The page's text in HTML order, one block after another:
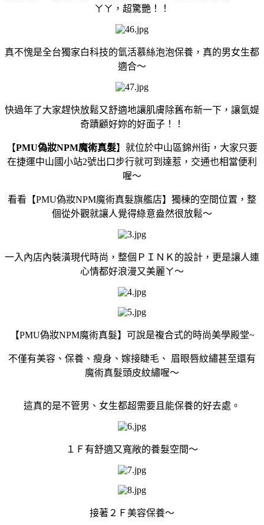
ㄚㄚ，超驚艷！！
真不愧是全台獨家白科技的氫活慕絲泡泡保養，真的男女生都
適合～
快過年了大家趕快放鬆又舒適地讓肌膚除舊布新一下，讓氫媞
奇蹟顧好妳的好面子！！
【PMU偽妝NPM魔術真髮】就位於中山區錦州街，大家只要
在捷運中山國小站2號出口步行就可到達惹，交通也相當便利
喔～
看看【PMU偽妝NPM魔術真髮旗艦店】獨棟的空間位置，整
個從外觀就讓人覺得綠意盎然很放鬆～
一入內店內裝潢現代時尚，整個ＰＩＮＫ的設計，更是讓人連
心情都好浪漫又美麗ㄚ～
【PMU偽妝NPM魔術真髮】可說是複合式的時尚美學殿堂~
不僅有美容、保養、瘦身、嫁接睫毛、 眉眼唇紋繡甚至還有
魔術真髮頭皮紋繡喔～
這真的是不管男、女生都超需要且能保養的好去處。
１Ｆ有舒適又寬敞的養髮空間～
接著２Ｆ美容保養～